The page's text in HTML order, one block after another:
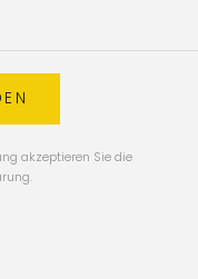
akzeptieren Sie die
.